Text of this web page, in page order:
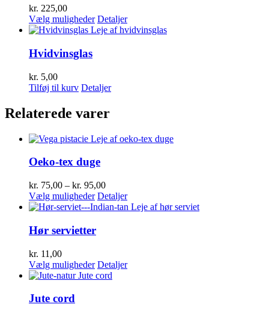
kan
vælges
på
kr. 225,00
Vælg muligheder Dette
vare
kan
vælges
varesiden
Detaljer
Hvidvinsglas
kr. 5,00
Tilføj til kurv Detaljer
Relaterede varer
Oeko-tex duge
kr. 75,00 – kr. 95,00Prisinterval:
kr. 75,00
til
Vælg muligheder Dette
vare
kan
vælges
på
Detaljer
Hør servietter
kr. 11,00
Vælg muligheder Dette
vare
Detaljer
Jute cord